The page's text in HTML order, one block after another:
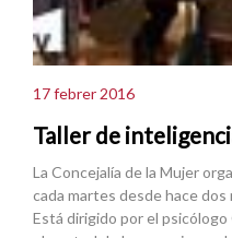
17 febrer 2016
Taller de
La Concejalía de la Mujer
cada martes desde hace dos
Está dirigido por el